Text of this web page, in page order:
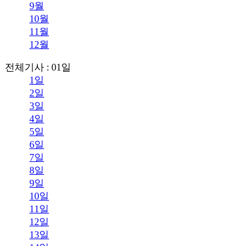
9월
10월
11월
12월
전체기사 : 01일
1일
2일
3일
4일
5일
6일
7일
8일
9일
10일
11일
12일
13일